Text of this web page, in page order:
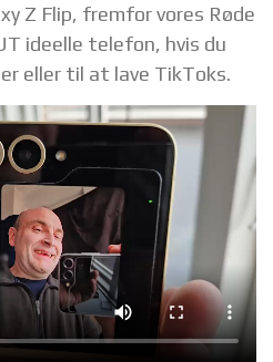
Z Flip, fremfor vores Røde
ideelle telefon, hvis du
eller til at lave TikToks.